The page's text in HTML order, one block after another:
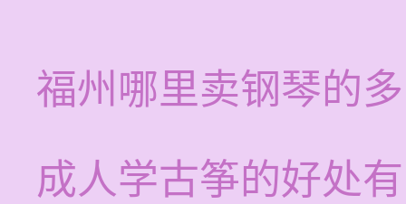
福州哪里卖钢琴的
成人学古筝的好处